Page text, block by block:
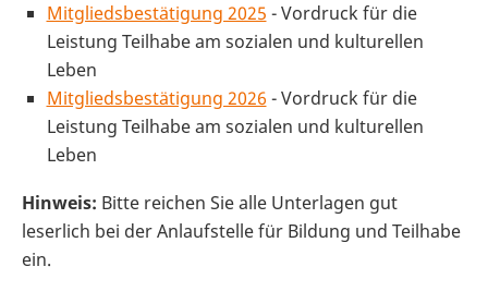
Mitgliedsbestätigung 2025 - Vordruck für die
Leistung Teilhabe am sozialen und kulturellen
Leben
Mitgliedsbestätigung 2026 - Vordruck für die
Leistung Teilhabe am sozialen und kulturellen
Leben
Hinweis: Bitte reichen Sie alle Unterlagen gut
leserlich bei der Anlaufstelle für Bildung und Teilhabe
ein.